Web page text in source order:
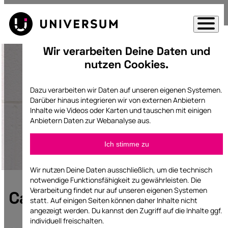
Direkt
zum
Inhalt
springen
springen
Campaigning
Wir verarbeiten Deine Daten und
nutzen Cookies.
Wir nutzen Deine Daten ausschließlich, um die technisch
notwendige Funktionsfähigkeit zu gewährleisten. Die
Verarbeitung findet nur auf unseren eigenen Systemen
statt. Auf einigen Seiten können daher Inhalte nicht
angezeigt werden. Du kannst den Zugriff auf die Inhalte ggf.
individuell freischalten.
Dazu verarbeiten wir Daten auf unseren eigenen Systemen.
Darüber hinaus integrieren wir von externen Anbietern
Inhalte wie Videos oder Karten und tauschen mit einigen
Anbietern Daten zur Webanalyse aus.
Cloudinary,
Facebook
Embed,
Facebook
Pixel,
Instagram
Pixel
Matomo
Facebook
Embed
Twitter
Embed
Instagram
Embed
Youtube
Ich stimme zu